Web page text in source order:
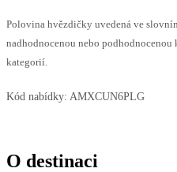
Polovina hvězdičky uvedená ve
nadhodnocenou nebo
kategorií.
Kód nabídky: AMXCUN6PLG
O destinaci